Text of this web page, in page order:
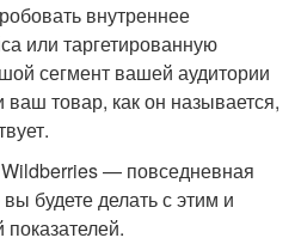
внутреннее
или таргетированную
сегмент вашей аудитории
ваш товар, как он называется,
— повседневная
будете делать с этим и
показателей.